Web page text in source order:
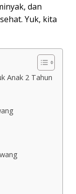
dan
Yuk, kita
Anak 2 Tahun